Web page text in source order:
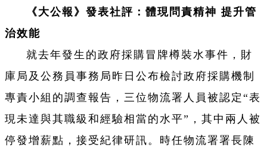
《大公報》發表社評：體現問責精神 提升管
治效能
就去年發生的政府採購冒牌樽裝水事件，財
庫局及公務員事務局昨日公布檢討政府採購機制
專責小組的調查報告，三位物流署人員被認定“表
現未達與其職級和經驗相當的水平”，其中兩人被
停發增薪點，接受紀律研訊。時任物流署署長陳